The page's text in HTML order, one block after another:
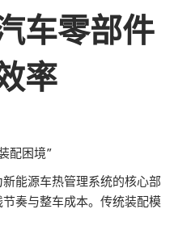
车零部件
率
配困境”
能源车热管理系统的核心部
奏与整车成本。传统装配模